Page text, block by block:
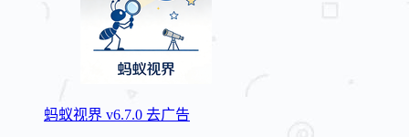
蚂蚁视界 v6.7.0 去广告